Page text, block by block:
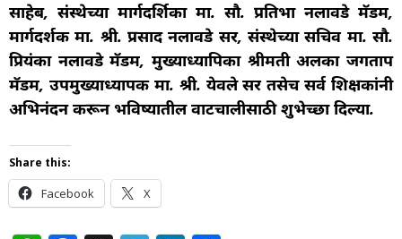
साहेब, संस्थेच्या मार्गदर्शिका मा. सौ. प्रतिभा नलावडे मॅडम,
मार्गदर्शक मा. श्री. प्रसाद नलावडे सर, संस्थेच्या सचिव मा. सौ.
प्रियंका नलावडे मॅडम, मुख्याध्यापिका श्रीमती अलका जगताप
मॅडम, उपमुख्याध्यापक मा. श्री. येवले सर तसेच सर्व शिक्षकांनी
अभिनंदन करून भविष्यातील वाटचालीसाठी शुभेच्छा दिल्या.
Share this:
Facebook X